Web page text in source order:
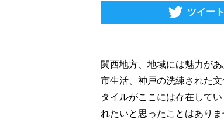
ツイート
関西地方、地域には魅力が
市生活、神戸の洗練された
タイルがここには存在して
れたいと思ったことはあり